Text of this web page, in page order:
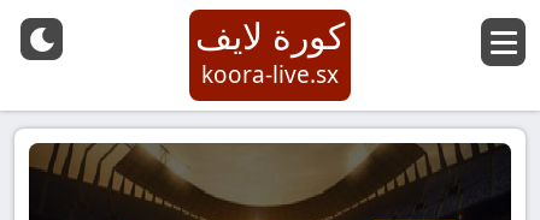
كورة لايف
koora-live.sx